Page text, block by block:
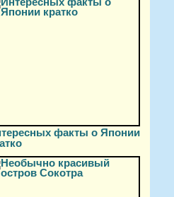
факты о Японии